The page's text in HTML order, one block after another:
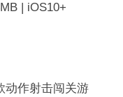
| iOS10+
动作射击闯关游